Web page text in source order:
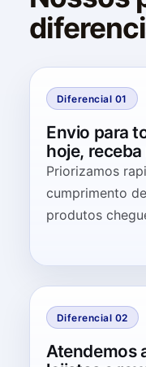
Diferencial 01
Envio para
hoje,
Priorizamos
cumprimento
produtos
Diferencial 02
Atendemos